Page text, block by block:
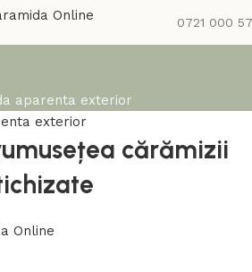
0721 000
aparenta exterior
exterior
cărămizii
Online